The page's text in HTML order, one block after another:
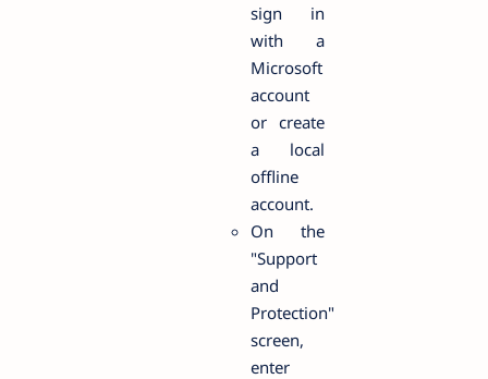
sign in
with a
Microsoft
account
or create
a local
offline
account.
On the
"Support
and
Protection"
screen,
enter